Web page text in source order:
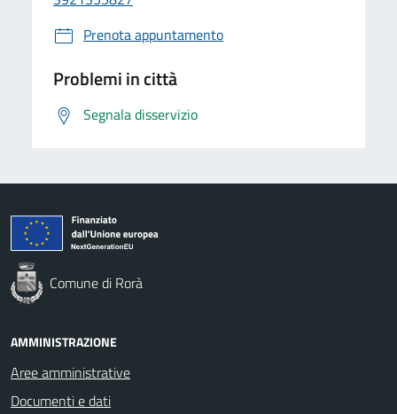
Prenota appuntamento
Problemi in città
Segnala disservizio
Comune di Rorà
AMMINISTRAZIONE
Aree amministrative
Documenti e dati